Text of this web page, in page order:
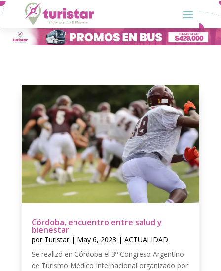
Córdoba, encuentro entre salud y
bienestar
por Turistar| May 6, 2023 | ACTUALIDAD
Se realizó en Córdoba el 3º Congreso Argentino
de Turismo Médico Internacional organizado por